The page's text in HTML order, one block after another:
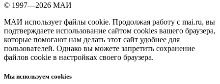
© 1997—2026 МАИ
МАИ использует файлы cookie. Продолжая работу с mai.ru, вы
подтверждаете использование сайтом cookies вашего браузера,
которые помогают нам делать этот сайт удобнее для
пользователей. Однако вы можете запретить сохранение
файлов cookie в настройках своего браузера.
Мы используем cookies